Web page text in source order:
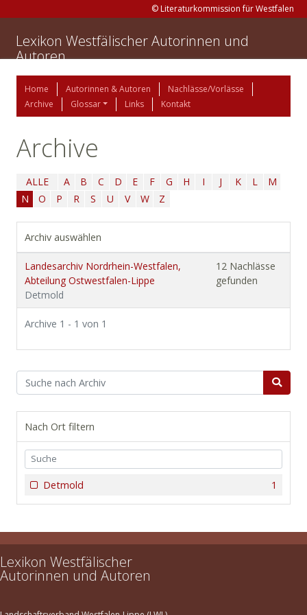
© Literaturkommission für Westfalen
Lexikon Westfälischer Autorinnen und
Autoren
Home Autorinnen & Autoren
Nachlässe/Vorlässe
Archive
Glossar Links Kontakt
Archive
ALLE A B C D E F G H I J K L
M
N
O P R S U V W Z
Archiv auswählen
Landesarchiv Nordrhein-Westfalen,
Abteilung Ostwestfalen-Lippe
Detmold
12 Nachlässe
gefunden
Archive 1 - 1 von 1
Nach Ort filtern
1
Detmold
Lexikon Westfälischer
Autorinnen und Autoren